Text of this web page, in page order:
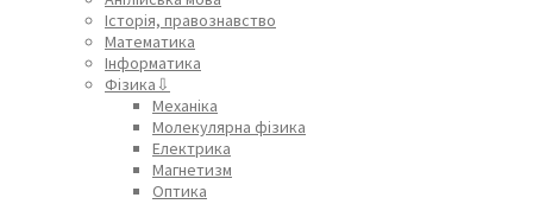
Історія, правознавство
Математика
Інформатика
Фізика⇩
Механіка
Молекулярна фізика
Електрика
Магнетизм
Оптика